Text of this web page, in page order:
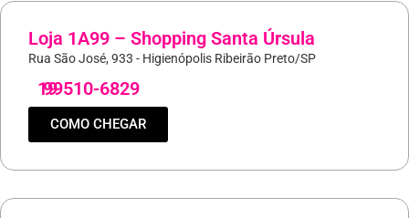
Loja 1A99 – Shopping Santa Úrsula
Rua São José, 933 - Higienópolis Ribeirão Preto/SP
19
99510-6829
COMO CHEGAR